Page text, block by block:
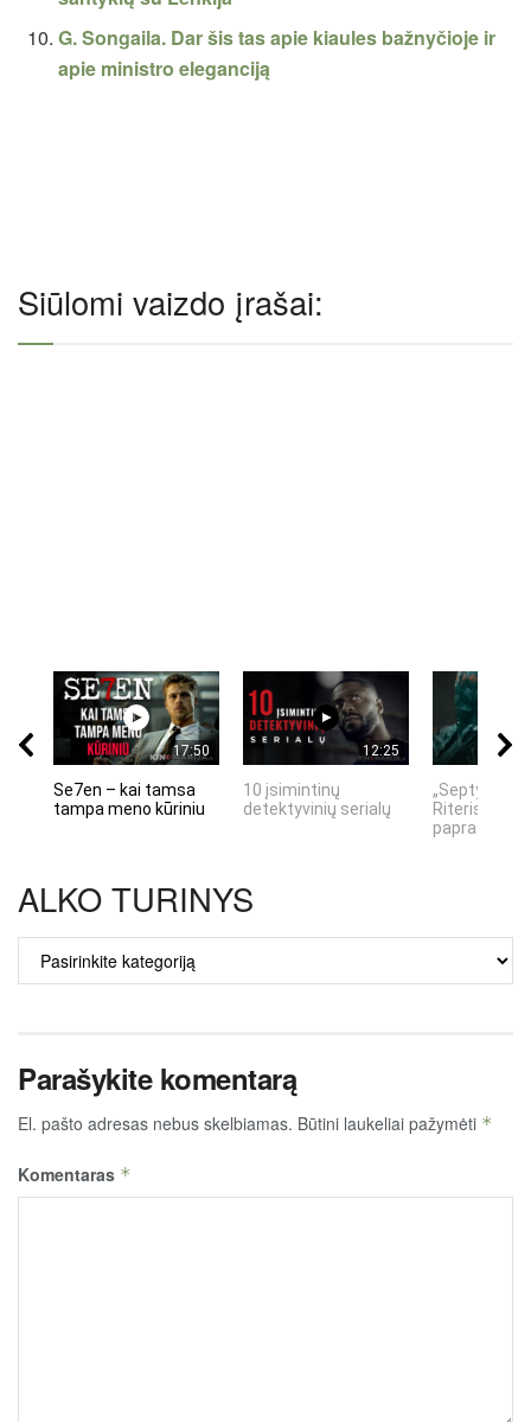
G. Songaila. Dar šis tas apie kiaules bažnyčioje ir
apie ministro eleganciją
Siūlomi vaizdo įrašai:
17:50
Se7en – kai tamsa
tampa meno kūriniu
12:25
10 įsimintinų
detektyvinių serialų
„Septynių
Riteris" – kai
ALKO TURINYS
TURINYS
Parašykite komentarą
El. pašto adresas nebus skelbiamas. Būtini laukeliai pažymėti *
Komentaras *